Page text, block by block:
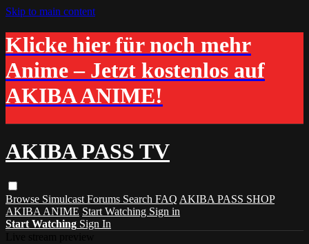
Skip to main content
Klicke hier für noch mehr
Anime – Jetzt kostenlos auf
AKIBA ANIME!
AKIBA PASS TV
Browse Simulcast Forums Search FAQ AKIBA PASS SHOP
AKIBA ANIME Start Watching Sign in
Start Watching Sign In